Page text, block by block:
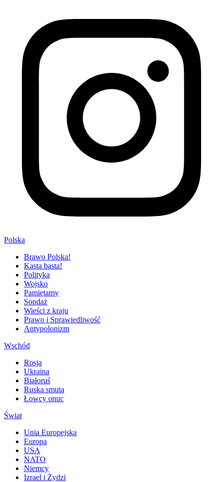
Polska
Brawo Polska!
Kasta basta!
Polityka
Wojsko
Pamiętamy
Sondaż
Wieści z kraju
Prawo i Sprawiedliwość
Antypolonizm
Wschód
Rosja
Ukraina
Białoruś
Ruska smuta
Łowcy onuc
Świat
Unia Europejska
Europa
USA
NATO
Niemcy
Izrael i Żydzi